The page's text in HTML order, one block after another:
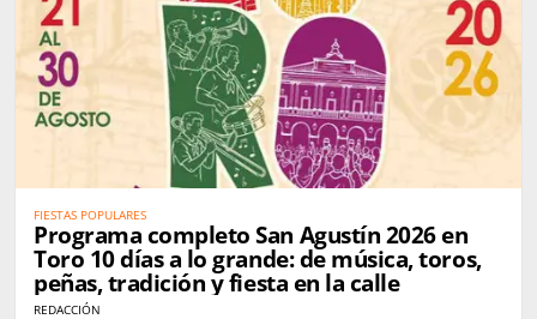
FIESTAS POPULARES
Programa completo San Agustín 2026 en
Toro 10 días a lo grande: de música, toros,
peñas, tradición y fiesta en la calle
REDACCIÓN